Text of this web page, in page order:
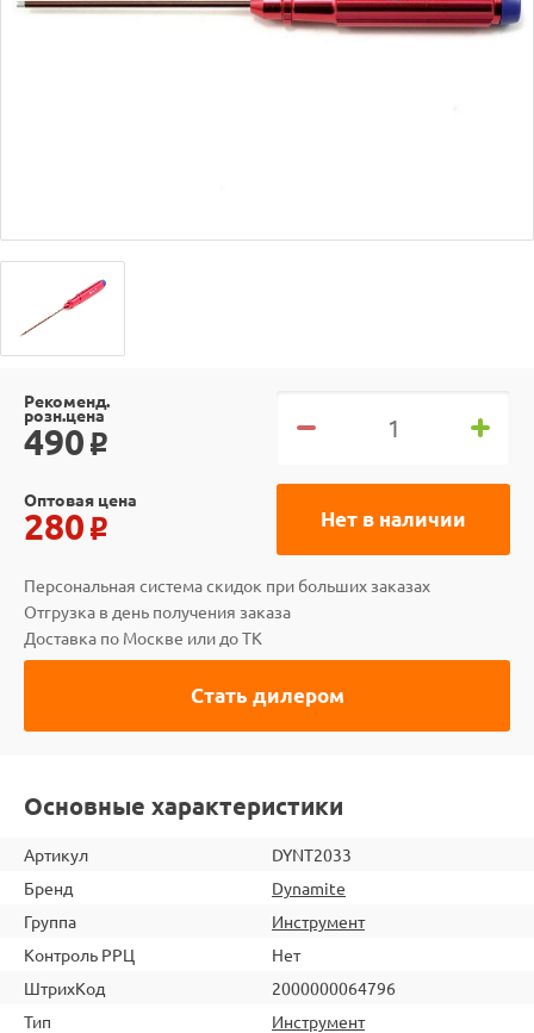
Рекоменд.
розн.цена
490 o
Нет в наличии
Оптовая цена
280 o
Персональная система скидок при больших заказах
Отгрузка в день получения заказа
Доставка по Москве или до ТК
Стать дилером
Основные характеристики
Артикул
DYNT2033
Бренд
Dynamite
Группа
Инструмент
Контроль РРЦ
Нет
ШтрихКод
2000000064796
Тип
Инструмент